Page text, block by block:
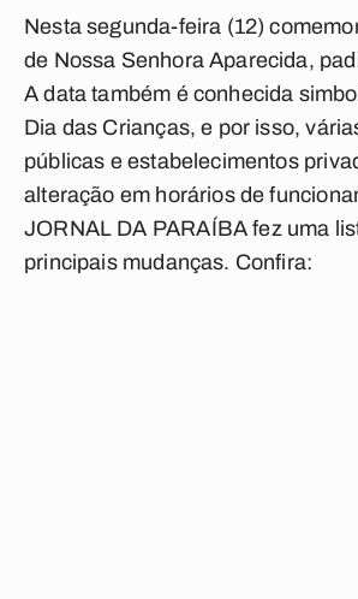
Nesta segunda-feira (12)
de Nossa Senhora Aparecida,
A data também é conhecida
Dia das Crianças, e por isso,
públicas e estabelecimentos
alteração em horários de
JORNAL DA PARAÍBA fez uma
principais mudanças. Confira: